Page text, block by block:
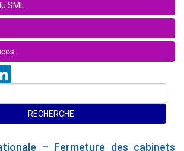
SML
– Fermeture des cabinets